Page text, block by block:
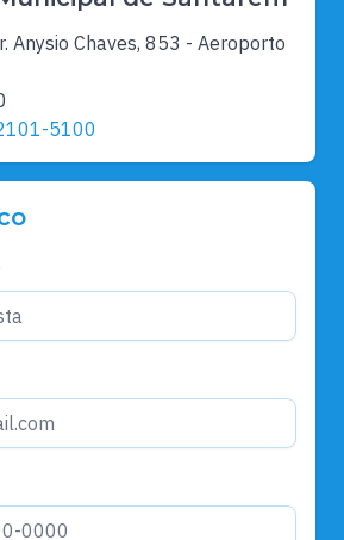
Anysio Chaves, 853 - Aeroporto
5100